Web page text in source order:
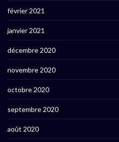
février 2021
janvier 2021
décembre 2020
novembre 2020
octobre 2020
septembre 2020
août 2020